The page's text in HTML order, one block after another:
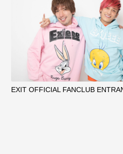
EXIT OFFICIAL FANCLUB